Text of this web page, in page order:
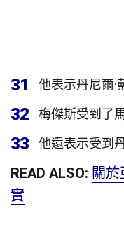
31 他表示丹尼爾·
32 梅傑斯受到了
33 他還表示受到
READ ALSO: 關
實